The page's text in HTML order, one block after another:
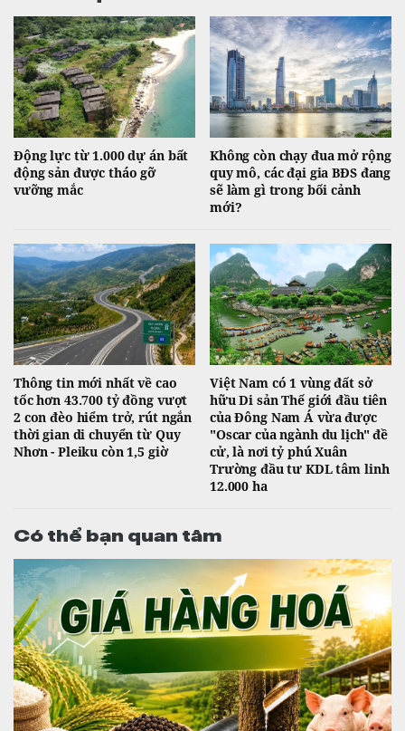
Động lực từ 1.000 dự án bất
động sản được tháo gỡ
vưỡng mắc
Không còn chạy đua mở rộng
quy mô, các đại gia BĐS đang
sẽ làm gì trong bối cảnh
mới?
Thông tin mới nhất về cao
tốc hơn 43.700 tỷ đồng vượt
2 con đèo hiểm trở, rút ngắn
thời gian di chuyển từ Quy
Nhơn - Pleiku còn 1,5 giờ
Việt Nam có 1 vùng đất sở
hữu Di sản Thế giới đầu tiên
của Đông Nam Á vừa được
"Oscar của ngành du lịch" đề
cử, là nơi tỷ phú Xuân
Trường đầu tư KDL tâm linh
12.000 ha
Có thể bạn quan tâm